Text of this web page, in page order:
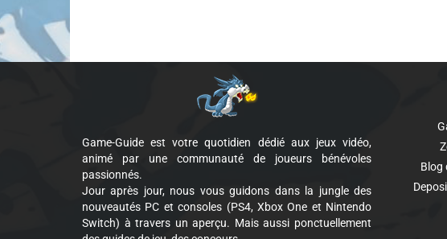
Game-Guide est votre quotidien dédié aux jeux vidéo,
animé par une communauté de joueurs bénévoles
passionnés.
Jour après jour, nous vous guidons dans la jungle des
nouveautés PC et consoles (PS4, Xbox One et Nintendo
Switch) à travers un aperçu. Mais aussi ponctuellement
Blog